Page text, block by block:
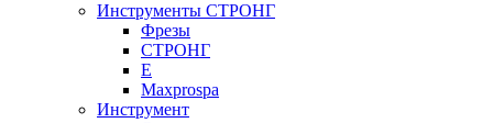
Инструменты СТРОНГ
Фрезы
СТРОНГ
Е
Maxprospa
Инструмент